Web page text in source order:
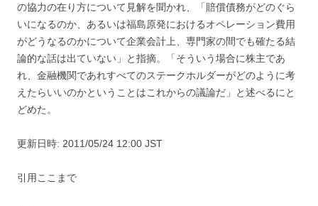
の協力の在り方について見解を聞かれ、「賠償債務がどのぐら
いになるのか、あるいは福島原発におけるオペレーション費用
がどうなるのかについて企業会計上、専門家の間でも確たる結
論的な話は出ていない」と指摘。「そういう場合に株主であ
れ、金融機関であれすべてのステークホルダーがどのように考
えたらいいのかということはこれからの議論だ」と述べるにと
どめた。
更新日時: 2011/05/24 12:00 JST
引用ここまで